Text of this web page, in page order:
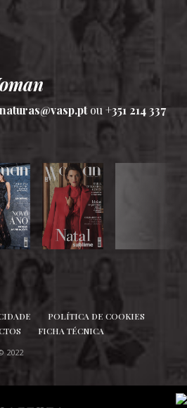
ou +351 214 337
POLÍTICA DE COOKIES
FICHA TÉCNICA
2022